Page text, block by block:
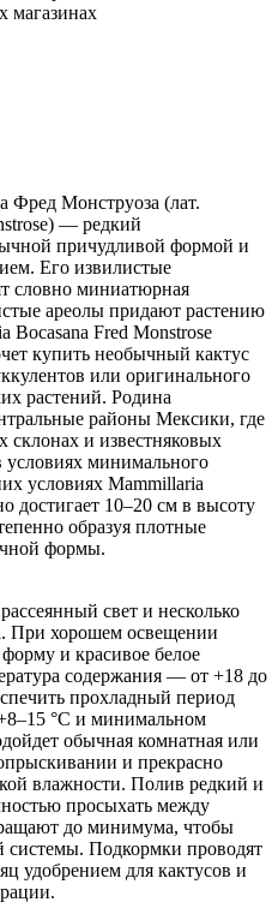
магазинах
Фред Монструоза (лат.
— редкий
причудливой формой и
Его извилистые
словно миниатюрная
ареолы придают растению
Bocasana Fred Monstrose
купить необычный кактус
или оригинального
растений. Родина
районы Мексики, где
склонах и известняковых
минимального
условиях Mammillaria
достигает 10–20 см в высоту
образуя плотные
формы.
свет и несколько
При хорошем освещении
и красивое белое
содержания — от +18 до
прохладный период
°C и минимальном
обычная комнатная или
и прекрасно
влажности. Полив редкий и
просыхать между
до минимума, чтобы
системы. Подкормки проводят
удобрением для кактусов и